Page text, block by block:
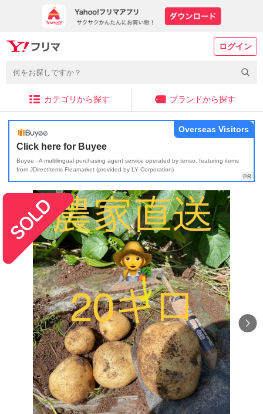
ログイン
カテゴリから探す ブランドから探す
Click here for Buyee
Buyee - A multilingual purchasing agent service operated by tenso, featuring items
from JDirectItems Fleamarket (provided by LY Corporation)
Overseas Visitors